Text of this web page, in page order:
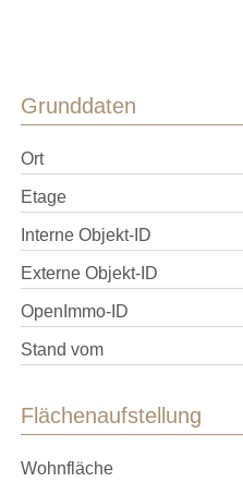
Grunddaten
Ort
Etage
Interne Objekt-ID
Externe Objekt-ID
OpenImmo-ID
Stand vom
Flächenaufstellung
Wohnfläche